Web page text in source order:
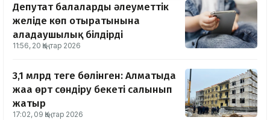
Депутат балалардың әлеуметтік
желіде көп отыратынына
алаңдаушылық білдірді
11:56, 20 Қаңтар 2026
3,1 млрд теңге бөлінген: Алматыда
жаңа өрт сөндіру бекеті салынып
жатыр
17:02, 09 Қаңтар 2026